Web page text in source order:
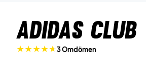
Adidas Club
3 Omdömen